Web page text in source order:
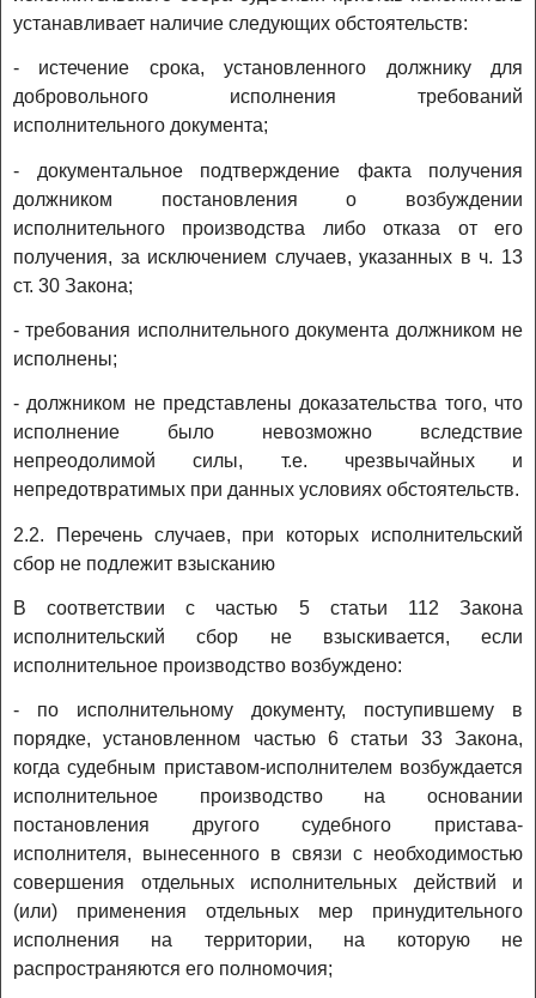
устанавливает наличие следующих обстоятельств:
- истечение срока, установленного должнику для
добровольного исполнения требований
исполнительного документа;
- документальное подтверждение факта получения
должником постановления о возбуждении
исполнительного производства либо отказа от его
получения, за исключением случаев, указанных в ч. 13
ст. 30 Закона;
- требования исполнительного документа должником не
исполнены;
- должником не представлены доказательства того, что
исполнение было невозможно вследствие
непреодолимой силы, т.е. чрезвычайных и
непредотвратимых при данных условиях обстоятельств.
2.2. Перечень случаев, при которых исполнительский
сбор не подлежит взысканию
В соответствии с частью 5 статьи 112 Закона
исполнительский сбор не взыскивается, если
исполнительное производство возбуждено:
- по исполнительному документу, поступившему в
порядке, установленном частью 6 статьи 33 Закона,
когда судебным приставом-исполнителем возбуждается
исполнительное производство на основании
постановления другого судебного пристава-
исполнителя, вынесенного в связи с необходимостью
совершения отдельных исполнительных действий и
(или) применения отдельных мер принудительного
исполнения на территории, на которую не
распространяются его полномочия;